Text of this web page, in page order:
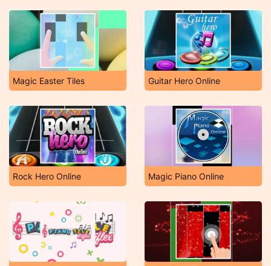
Magic Easter Tiles Guitar Hero Online
Rock Hero Online Magic Piano Online